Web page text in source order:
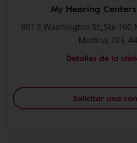
My Hearing
801 E Washington St,,Ste
Medina, OH,
Detalles de la
Solicitar una